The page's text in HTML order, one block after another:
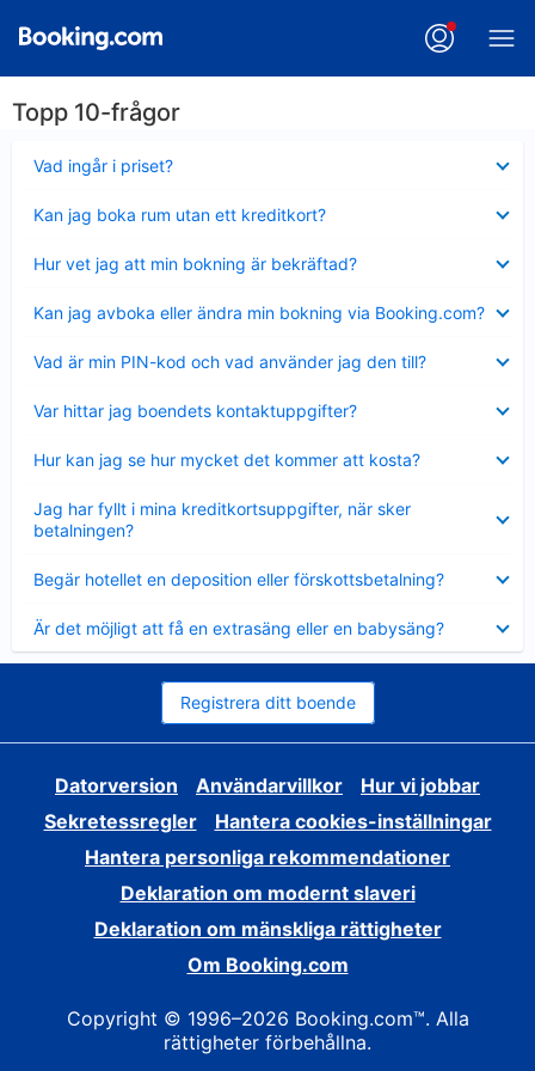
Topp 10-frågor
Vad ingår i priset?
mindre
Kan jag boka rum utan ett kreditkort?
mindre
Hur vet jag att min bokning är bekräftad?
mindre
Kan jag avboka eller ändra min bokning via Booking.com?
mindre
Vad är min PIN-kod och vad använder jag den till?
mindre
Var hittar jag boendets kontaktuppgifter?
mindre
Hur kan jag se hur mycket det kommer att kosta?
mindre
Jag har fyllt i mina kreditkortsuppgifter, när sker
betalningen?
mindre
Begär hotellet en deposition eller förskottsbetalning?
mindre
Är det möjligt att få en extrasäng eller en babysäng?
mindre
Registrera ditt boende
Datorversion Användarvillkor
Hur vi jobbar
Sekretessregler
Hantera cookies-inställningar
Hantera personliga rekommendationer
Deklaration om modernt slaveri
Deklaration om mänskliga rättigheter
Om Booking.com
Copyright © 1996–2026 Booking.com™. Alla
rättigheter förbehållna.